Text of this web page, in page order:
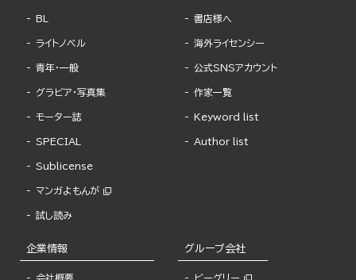
BL
ライトノベル
青年・一般
グラビア・写真集
モーター誌
SPECIAL
Sublicense
マンガよもんが
試し読み
書店様へ
海外ライセンシー
公式SNSアカウント
作家一覧
Keyword list
Author list
企業情報
会社概要
グループ会社
ビーグリー